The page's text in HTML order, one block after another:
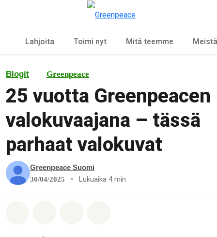
Lahjoita Toimi nyt Mitä teemme Meistä
Blogit Greenpeace
25 vuotta Greenpeacen
valokuvaajana – tässä
parhaat valokuvat
Greenpeace Suomi
30/04/2025 • Lukuaika 4 min